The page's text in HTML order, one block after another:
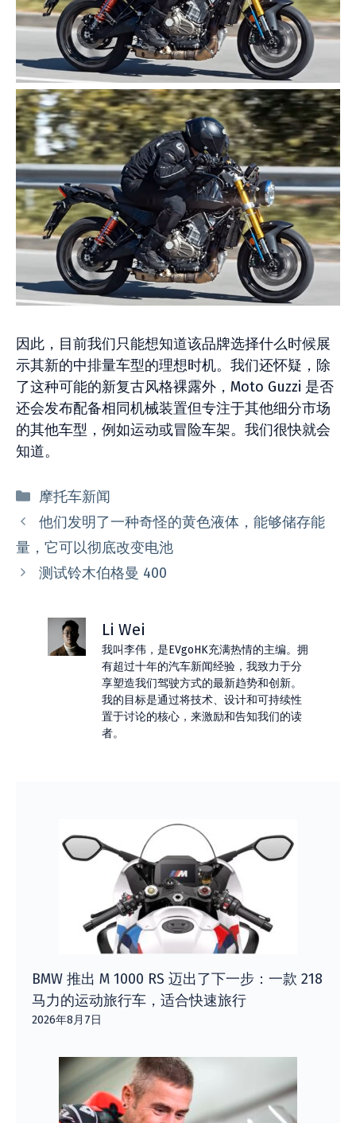
因此，目前我们只能想知道该品牌选择什么时候展
示其新的中排量车型的理想时机。我们还怀疑，除
了这种可能的新复古风格裸露外，Moto Guzzi 是否
还会发布配备相同机械装置但专注于其他细分市场
的其他车型，例如运动或冒险车架。我们很快就会
知道。
分
类
摩托车新闻
他们发明了一种奇怪的黄色液体，能够储存能
量，它可以彻底改变电池
测试铃木伯格曼 400
Li Wei
我叫李伟，是EVgoHK充满热情的主编。拥
有超过十年的汽车新闻经验，我致力于分
享塑造我们驾驶方式的最新趋势和创新。
我的目标是通过将技术、设计和可持续性
置于讨论的核心，来激励和告知我们的读
者。
BMW 推出 M 1000 RS 迈出了下一步：一款 218
马力的运动旅行车，适合快速旅行
2026年8月7日